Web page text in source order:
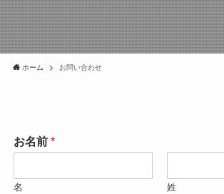
ホーム お問い合わせ
お名前 *
名 姓